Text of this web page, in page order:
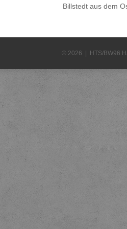
Billstedt aus dem
© 2026 | HTS/BW96